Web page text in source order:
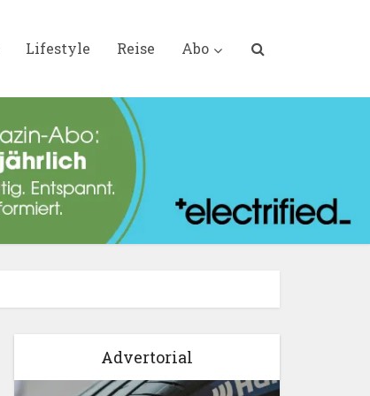
Lifestyle Reise Abo
Advertorial